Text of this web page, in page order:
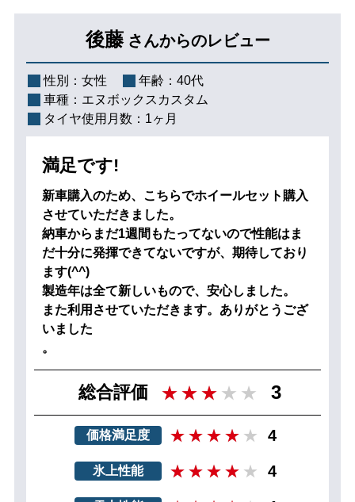
後藤 さんからのレビュー
性別： 女性 年齢： 40代
車種： エヌボックスカスタム
タイヤ使用月数： 1ヶ月
満足です!
新車購入のため、こちらでホイールセット購入
させていただきました。
納車からまだ1週間もたってないので性能はま
だ十分に発揮できてないですが、期待しており
ます(^^)
製造年は全て新しいもので、安心しました。
また利用させていただきます。ありがとうござ
いました
。
総合評価 3
価格満足度 4
氷上性能 4